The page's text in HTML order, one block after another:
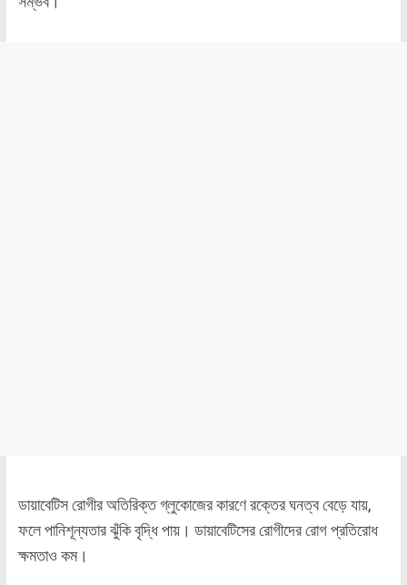
ডায়াবেটিস রোগীর অতিরিক্ত গ্লুকোজের কারণে রক্তের ঘনত্ব বেড়ে যায়,
ফলে পানিশূন্যতার ঝুঁকি বৃদ্ধি পায়। ডায়াবেটিসের রোগীদের রোগ প্রতিরোধ
ক্ষমতাও কম।